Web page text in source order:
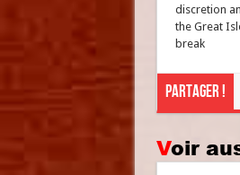
discretion
the Great
break
Partager !
Voir